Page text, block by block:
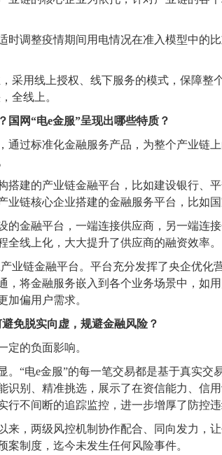
调整疫情期间用电情况在准入模型中的
采用线上授权、线下服务的模式，保障
全线上。
网“电e金服”呈现出哪些特质？
过标准化金融服务产品，为整个产业链
建的产业链金融平台，比如建设银行、
链核心企业搭建的金融服务平台，比如国
金融平台，一端连接供应商，另一端连
线上化，大大提升了供应商的融资效率。
业链金融平台。平台充分发挥了央企优
将金融服务嵌入到各个业务场景中，如
偏用户需求。
免脱实向虚，规避金融风险？
的负面影响。
“电e金服”的每一笔交易都是基于真实
别、精准挑选，展示了在资信能力、信
不间断的追踪监控，进一步增厚了防控违
，两级风控机制协作配合、同向发力，
制度，迄今未发生任何风险事件。